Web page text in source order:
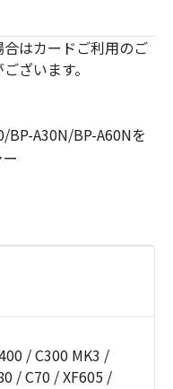
はカードご利用のご
ざいます。
BP-A30N/BP-A60Nを
/ C300 MK3 /
/ C70 / XF605 /